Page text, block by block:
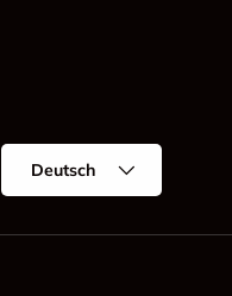
Sprache
Deutsch